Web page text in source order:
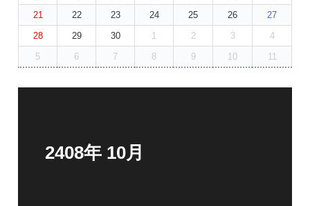
21
22 23 24 25 26
27
28
29 30 1 2 3
4
5
6 7 8 9 10 11
2408年 10月